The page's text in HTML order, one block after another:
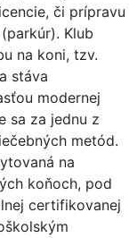
či prípravu
Klub
na koni, tzv.
stáva
modernej
sa za jednu z
metód.
na
koňoch, pod
certifikovanej